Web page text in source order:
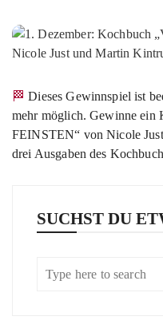
🏁 Dieses Gewinnspiel ist beendet. Eine Teilnahme ist nicht
mehr möglich. Gewinne
FEINSTEN“ von Nicole
drei Ausgaben des
SUCHST DU